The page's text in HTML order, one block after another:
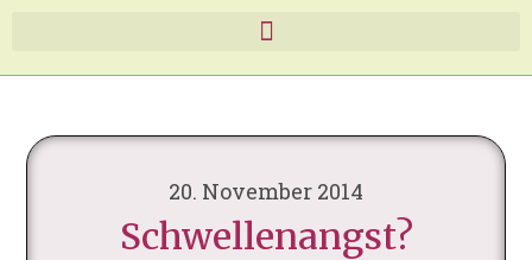
20. November 2014
Schwellenangst?